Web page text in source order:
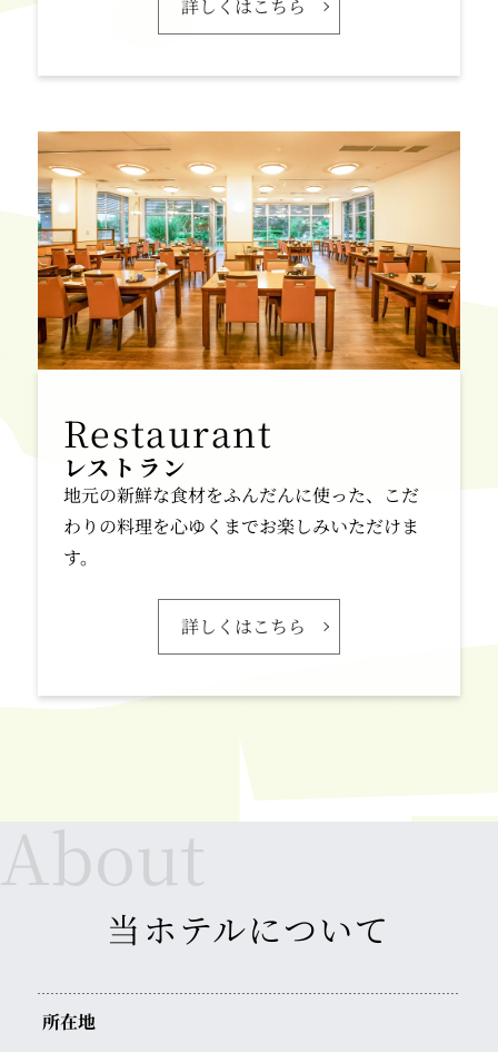
詳しくはこちら
レストラン
地元の新鮮な食材をふんだんに使った、こだ
わりの料理を心ゆくまでお楽しみいただけま
す。
詳しくはこちら
当ホテルについて
所在地